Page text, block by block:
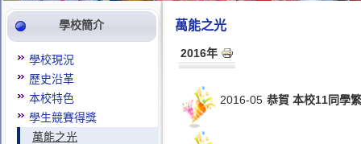
學校簡介
學校現況
歷史沿革
本校特色
學生競賽得獎
萬能之光
萬能之光
2016年
2016-05 恭賀 本校11同學